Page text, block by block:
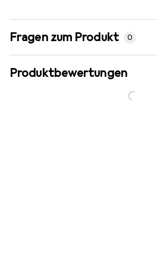
Fragen zum Produkt 0
Produktbewertungen